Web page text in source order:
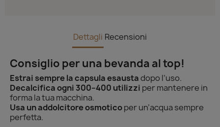
Dettagli Recensioni
Consiglio per una bevanda al top!
Estrai sempre la capsula esaustadopo l’uso.
Decalcifica ogni 300–400 utilizzi per mantenere in
forma la tua macchina.
Usa un addolcitore osmoticoper un’acqua sempre
perfetta.